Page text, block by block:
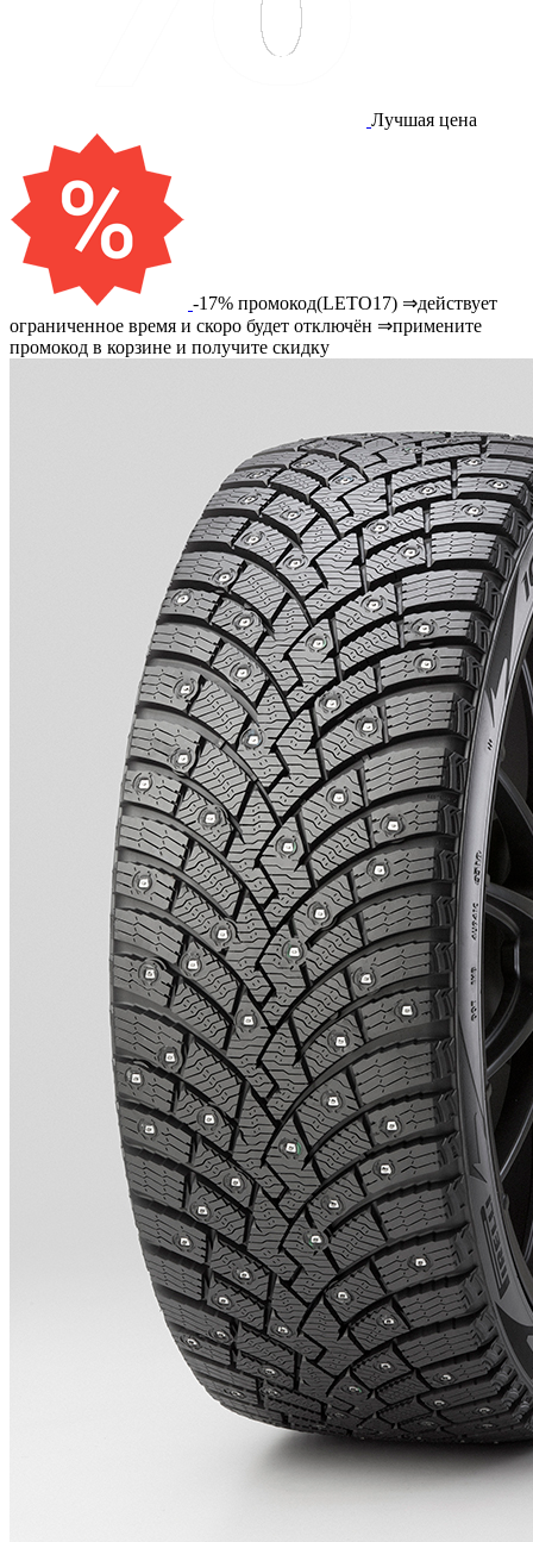
Лучшая цена
-17% промокод(LETO17) ⇒действует
ограниченное время и скоро будет отключён ⇒примените
промокод в корзине и получите скидку